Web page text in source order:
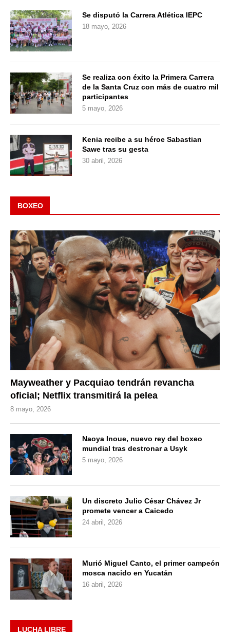
Se disputó la Carrera Atlética IEPC
18 mayo, 2026
Se realiza con éxito la Primera Carrera
de la Santa Cruz con más de cuatro mil
participantes
5 mayo, 2026
Kenia recibe a su héroe Sabastian
Sawe tras su gesta
30 abril, 2026
BOXEO
Mayweather y Pacquiao tendrán revancha
oficial; Netflix transmitirá la pelea
8 mayo, 2026
Naoya Inoue, nuevo rey del boxeo
mundial tras destronar a Usyk
5 mayo, 2026
Un discreto Julio César Chávez Jr
promete vencer a Caicedo
24 abril, 2026
Murió Miguel Canto, el primer campeón
mosca nacido en Yucatán
16 abril, 2026
LUCHA LIBRE